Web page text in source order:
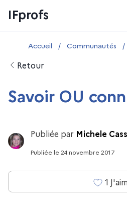
au
contenu
IFprofs
Vous êtes ici :
Accueil / Communautés /
Retour
Savoir OU
Publiée par Michele
Publiée le 24 novembre 2017
1